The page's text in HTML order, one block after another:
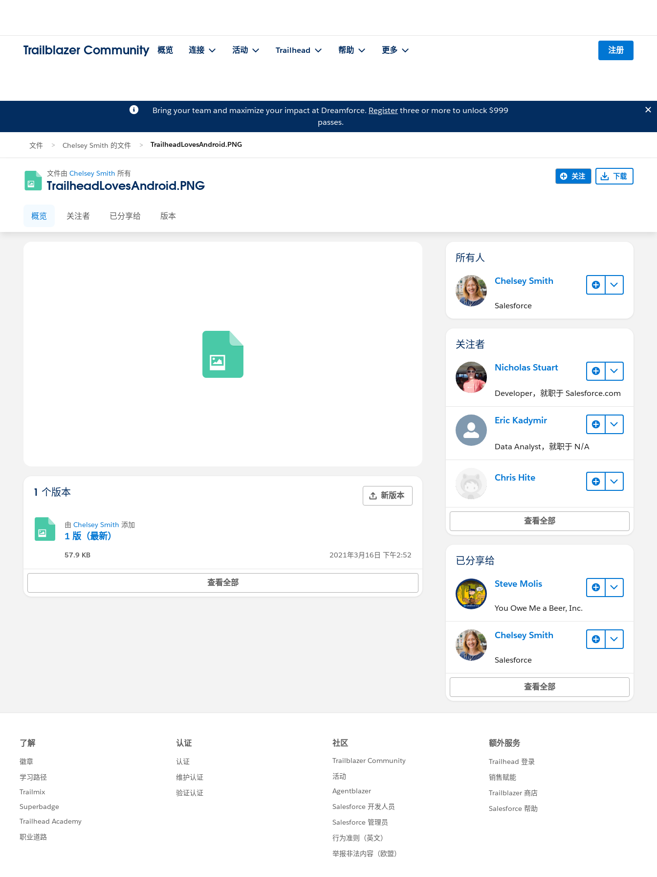
Trailblazer Community 概览 连接 活动 Trailhead 帮助 更多 注册
Bring your team and maximize your impact at Dreamforce. Registerthree or more to unlock $999
passes.
文件 Chelsey Smith 的文件 TrailheadLovesAndroid.PNG
文件由 Chelsey Smith 所有
TrailheadLovesAndroid.PNG
关注 下载
概览 关注者 已分享给 版本
1 个版本 新版本
由 Chelsey Smith 添加
1 版（最新）
57.9 KB 2021年3月16日 下午2:52
查看全部
所有人
Chelsey Smith
Salesforce
关注者
Nicholas Stuart
Developer，就职于 Salesforce.com
Eric Kadymir
Data Analyst，就职于 N/A
Chris Hite
查看全部
已分享给
Steve Molis
You Owe Me a Beer, Inc.
Chelsey Smith
Salesforce
查看全部